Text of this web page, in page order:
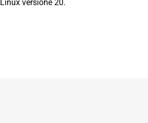
versione 20.